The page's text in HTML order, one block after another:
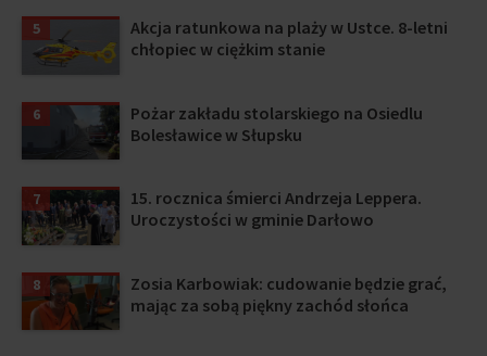
5
Akcja ratunkowa na plaży w Ustce. 8-letni
chłopiec w ciężkim stanie
6
Pożar zakładu stolarskiego na Osiedlu
Bolesławice w Słupsku
7
15. rocznica śmierci Andrzeja Leppera.
Uroczystości w gminie Darłowo
8
Zosia Karbowiak: cudowanie będzie grać,
mając za sobą piękny zachód słońca